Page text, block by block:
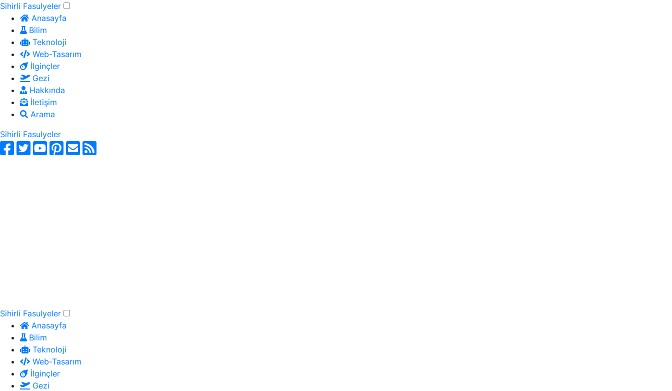
Sihirli Fasulyeler
Anasayfa
Bilim
Teknoloji
Web-Tasarım
İlginçler
Gezi
Hakkında
İletişim
Arama
Sihirli Fasulyeler
Sihirli Fasulyeler
Anasayfa
Bilim
Teknoloji
Web-Tasarım
İlginçler
Gezi